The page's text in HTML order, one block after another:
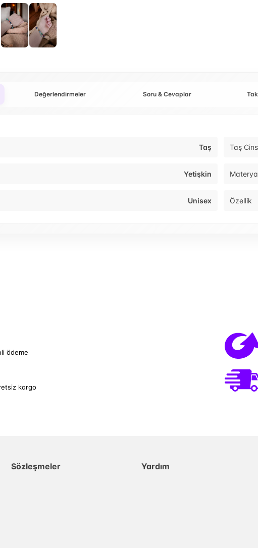
Değerlendirmeler Soru & Cevaplar
Taş Taş
Yetişkin
Unisex Özellik
ödeme
kargo
Sözleşmeler Yardım